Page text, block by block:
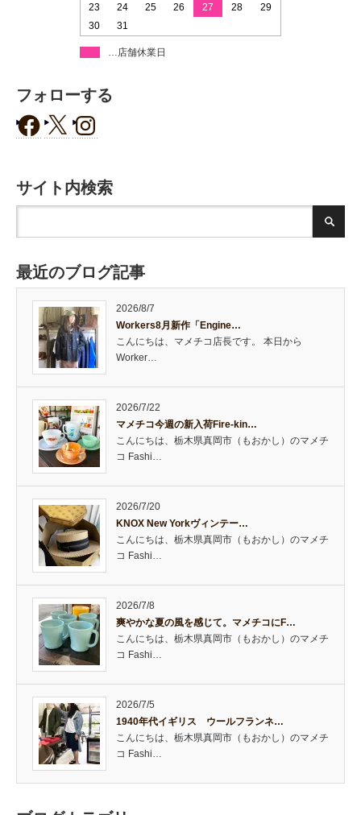
23
24 25 26 27 28
29
30
31
…店舗休業日
フォローする
サイト内検索
最近のブログ記事
2026/8/7
Workers8月新作「Engine…
こんにちは、マメチコ店長です。 本日から
Worker…
2026/7/22
マメチコ今週の新入荷Fire-kin…
こんにちは、栃木県真岡市（もおかし）のマメチ
コ Fashi…
2026/7/20
KNOX New Yorkヴィンテー…
こんにちは、栃木県真岡市（もおかし）のマメチ
コ Fashi…
2026/7/8
爽やかな夏の風を感じて。マメチコにF…
こんにちは、栃木県真岡市（もおかし）のマメチ
コ Fashi…
2026/7/5
1940年代イギリス ウールフランネ…
こんにちは、栃木県真岡市（もおかし）のマメチ
コ Fashi…